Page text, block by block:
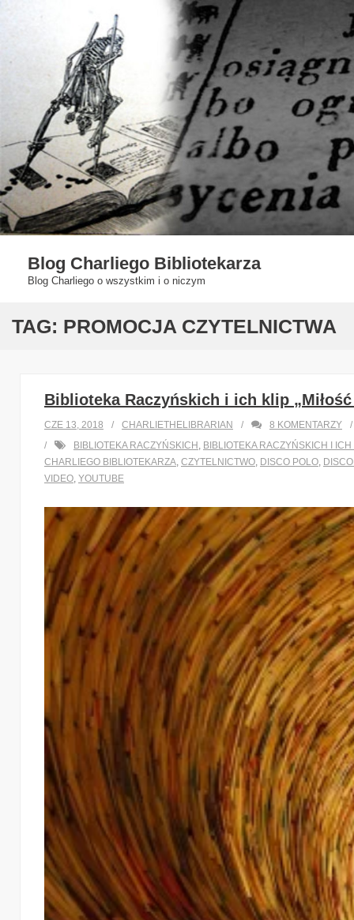
Blog Charliego Bibliotekarza
Blog Charliego o wszystkim i o niczym
TAG: PROMOCJA CZYTELNICTWA
Biblioteka Raczyńskich i ich klip
CZE 13, 2018 CHARLIETHELIBRARIAN 8 KOMENTARZY
BIBLIOTEKA RACZYŃSKICH , BIBLIOTEKA RACZYŃSKICH I
CHARLIEGO BIBLIOTEKARZA, CZYTELNICTWO, DISCO POLO,
VIDEO, YOUTUBE